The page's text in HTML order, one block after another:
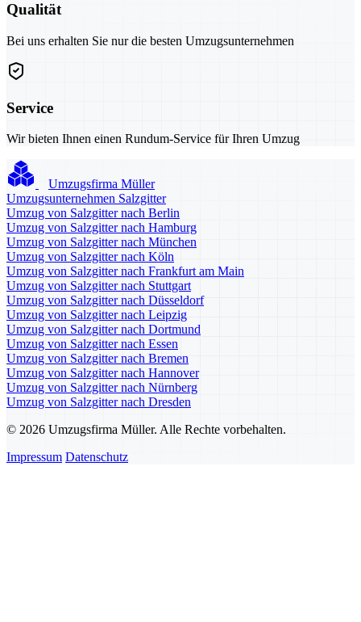
Qualität
Bei uns erhalten Sie nur die besten Umzugsunternehmen
Service
Wir bieten Ihnen einen Rundum-Service für Ihren Umzug
Umzugsfirma Müller
Umzugsunternehmen Salzgitter
Umzug von Salzgitter nach Berlin
Umzug von Salzgitter nach Hamburg
Umzug von Salzgitter nach München
Umzug von Salzgitter nach Köln
Umzug von Salzgitter nach Frankfurt am Main
Umzug von Salzgitter nach Stuttgart
Umzug von Salzgitter nach Düsseldorf
Umzug von Salzgitter nach Leipzig
Umzug von Salzgitter nach Dortmund
Umzug von Salzgitter nach Essen
Umzug von Salzgitter nach Bremen
Umzug von Salzgitter nach Hannover
Umzug von Salzgitter nach Nürnberg
Umzug von Salzgitter nach Dresden
© 2026 Umzugsfirma Müller. Alle Rechte vorbehalten.
Impressum Datenschutz